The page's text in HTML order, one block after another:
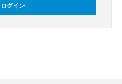
ログイン